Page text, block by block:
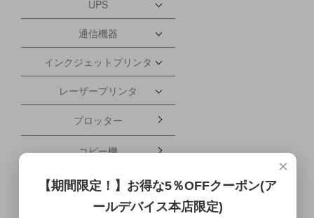
UPS
通信機器
インクジェットプリンタ
レーザープリンタ
プロッター
コピー機
複合機
丁合機
×
【期間限定！】お得な5％OFFクーポン(ア
ールデバイス本店限定)